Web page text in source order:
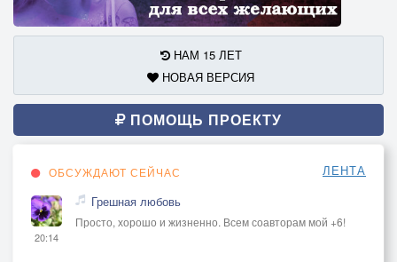
НАМ 15 ЛЕТ
НОВАЯ ВЕРСИЯ
ПОМОЩЬ ПРОЕКТУ
ОБСУЖДАЮТ СЕЙЧАС ЛЕНТА
20:14
Грешная любовь
Просто, хорошо и жизненно. Всем соавторам мой +6!